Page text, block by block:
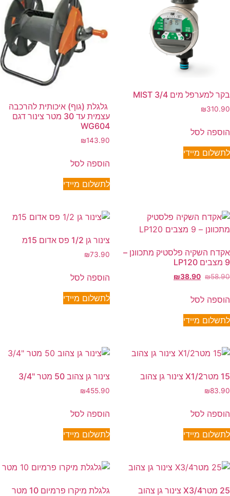
בקר למערפל מים MIST 3/4
₪310.90
הוספה לסל
לתשלום מיידי
גלגלת (גוף) איכותית להרכבה
עצמית עד 30 מטר צינור דגם
WG604
₪143.90
הוספה לסל
לתשלום מיידי
אקדח השקיה פלסטיק מתכוונן –
9 מצבים LP120
₪58.90
₪38.90
הוספה לסל
לתשלום מיידי
צינור גן 1/2 פס אדום 15מ
₪73.90
הוספה לסל
לתשלום מיידי
15 מטרX1/2 צינור גן צהוב
₪83.90
הוספה לסל
לתשלום מיידי
צינור גן צהוב 50 מטר "3/4
₪455.90
הוספה לסל
לתשלום מיידי
25 מטרX3/4 צינור גן צהוב גלגלת מיקרו פרמיום 10 מטר